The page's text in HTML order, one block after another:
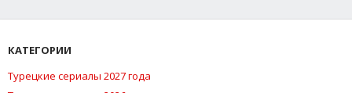
КАТЕГОРИИ
Турецкие сериалы 2027 года